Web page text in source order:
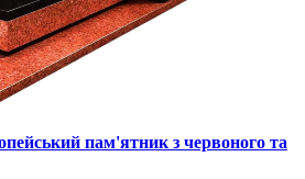
пам'ятник з червоного та